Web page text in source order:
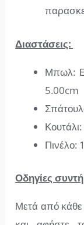
Διαστάσεις:
Μπωλ:
5.00cm
Πινέλο:
Οδηγίες
Μετά από κάθε